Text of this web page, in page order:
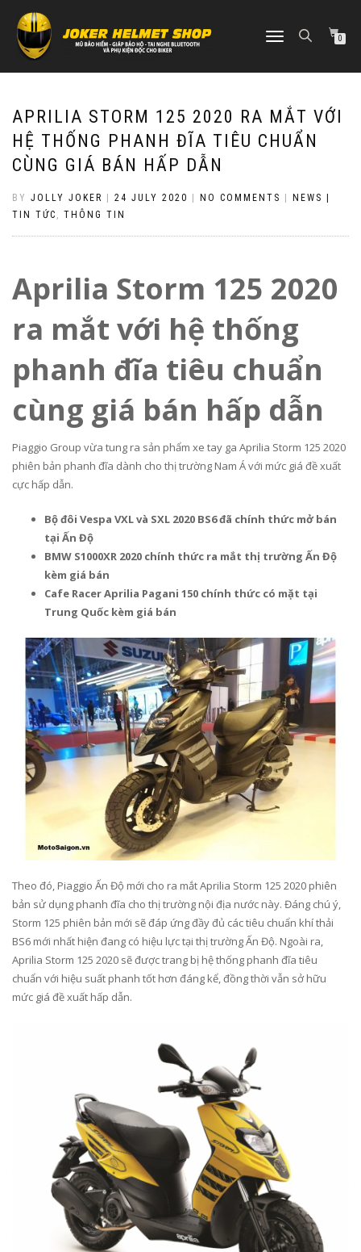
TOGGLE
0
APRILIA STORM 125 2020 RA MẮT VỚI
HỆ THỐNG PHANH ĐĨA TIÊU CHUẨN
CÙNG GIÁ BÁN HẤP DẪN
BY JOLLY JOKER 24 JULY 2020 NO COMMENTS
NEWS |
TIN TỨC , THÔNG TIN
Aprilia Storm 125 2020
ra mắt với hệ thống
phanh đĩa tiêu chuẩn
cùng giá bán hấp dẫn
Piaggio Group vừa tung ra sản phẩm xe tay ga Aprilia Storm 125 2020
phiên bản phanh đĩa dành cho thị trường Nam Á với mức giá đề xuất
cực hấp dẫn.
Bộ đôi Vespa VXL và SXL 2020 BS6 đã chính thức mở bán
tại Ấn Độ
BMW S1000XR 2020 chính thức ra mắt thị trường Ấn Độ
kèm giá bán
Cafe Racer Aprilia Pagani 150 chính thức có mặt tại
Trung Quốc kèm giá bán
Theo đó, Piaggio Ấn Độ mới cho ra mắt Aprilia Storm 125 2020 phiên
bản sử dụng phanh đĩa cho thị trường nội địa nước này. Đáng chú ý,
Storm 125 phiên bản mới sẽ đáp ứng đầy đủ các tiêu chuẩn khí thải
BS6 mới nhất hiện đang có hiệu lực tại thị trường Ấn Độ. Ngoài ra,
Aprilia Storm 125 2020 sẽ được trang bị hệ thống phanh đĩa tiêu
chuẩn với hiệu suất phanh tốt hơn đáng kể, đồng thời vẫn sở hữu
mức giá đề xuất hấp dẫn.